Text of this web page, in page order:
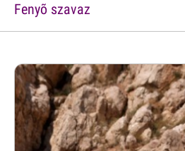
Fenyõ szavaz